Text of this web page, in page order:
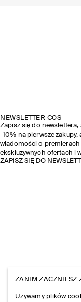
NEWSLETTER COS
Zapisz się do
-10% na pierwsze zakupy,
wiadomości o
ekskluzywnych ofertach i
ZAPISZ SIĘ DO
ZANIM ZACZNIESZ
Używamy plików